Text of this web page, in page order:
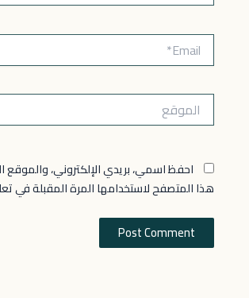
Email*
الموقع
احفظ اسمي، بريدي الإلكتروني، والموقع
هذا المتصفح لاستخدامها المرة المقبلة في